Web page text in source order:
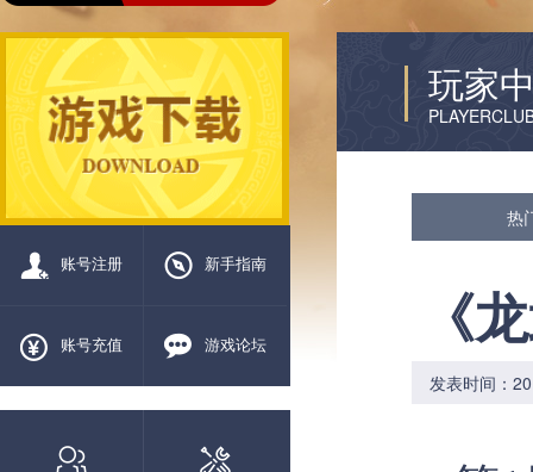
账号注册 新手指南
账号充值 游戏论坛
玩家
热
《
发表时间：